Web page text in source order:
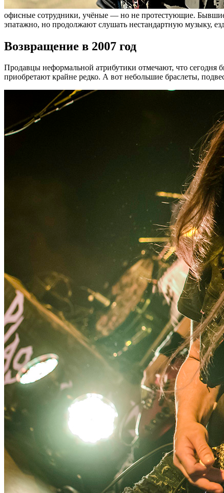
офисные сотрудники, учёные — но не протестующие. Бывшие
эпатажно, но продолжают слушать нестандартную музыку,
Возвращение в 2007 год
Продавцы неформальной атрибутики отмечают, что
приобретают крайне редко. А вот небольшие браслеты,